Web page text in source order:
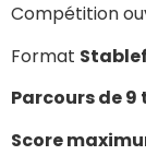
Compétition
Format
Parcours de 9
Score